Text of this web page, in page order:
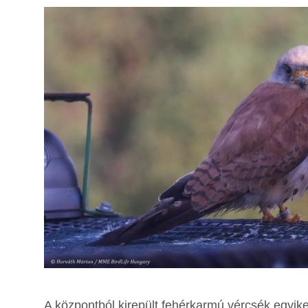
A központból kirepült fehérkarmú vércsék